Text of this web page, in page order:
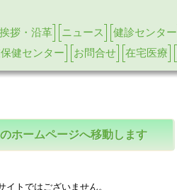
拶・沿革 ニュース 健診センター
健センター
お問合せ 在宅医療
ホームページへ移動します
トではございません。